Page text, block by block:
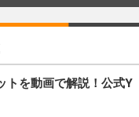
トを動画で解説！公式Y